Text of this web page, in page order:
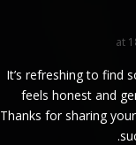
It’s refreshing to find
feels honest and
Thanks for sharing